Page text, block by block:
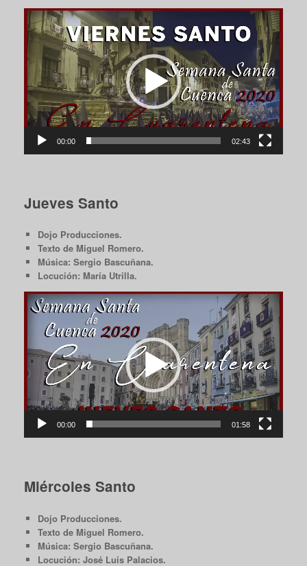
Reproductor
de
vídeo
00:00 02:43
Jueves Santo
Dojo Producciones.
Texto de Miguel Romero.
Música: Sergio Bascuñana.
Locución: María Utrilla.
Reproductor
de
00:00 01:58
Miércoles Santo
Dojo Producciones.
Texto de Miguel Romero.
Música: Sergio Bascuñana.
Locución: José Luis Palacios.